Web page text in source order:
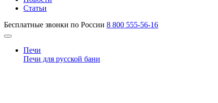
Статьи
Бесплатные звонки по России 8 800 555-56-16
Печи
Печи для русской бани